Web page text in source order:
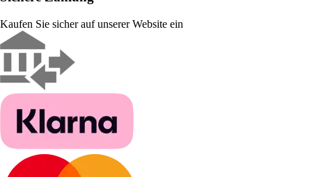
Kaufen Sie sicher auf unserer Website ein